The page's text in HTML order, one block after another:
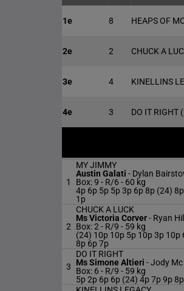
1e 8 HEAPS OF
2e 2 CHUCK A
3e 4 KINELLINS
4e 3 DO IT RIGHT
1
MY JIMMY
Austin Galati - Dylan
Box: 9 - R/6 - 60 kg
4p 6p 5p 5p 3p 6p 8p (24)
1p
2
CHUCK A LUCK
Ms Victoria Corver- Ryan Hill
Box: 2 - R/9 - 59 kg
(24) 10p 10p 5p 10p 3p 10p
8p 6p 7p
3
DO IT RIGHT
Ms Simone Altieri -Jody
Box: 6 - R/9 - 59 kg
5p 2p 6p 6p (24) 4p 7p 9p